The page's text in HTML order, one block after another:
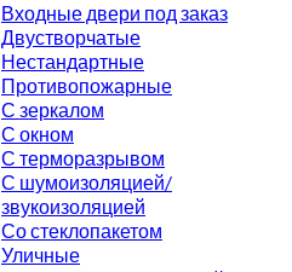
Входные двери под заказ
Двустворчатые
Нестандартные
Противопожарные
С зеркалом
С окном
С терморазрывом
С шумоизоляцией/
звукоизоляцией
Со стеклопакетом
Уличные